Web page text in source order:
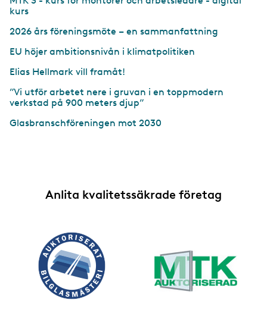
kurs
2026 års föreningsmöte – en sammanfattning
EU höjer ambitionsnivån i klimatpolitiken
Elias Hellmark vill framåt!
”Vi utför arbetet nere i gruvan i en toppmodern
verkstad på 900 meters djup”
Glasbranschföreningen mot 2030
Anlita kvalitetssäkrade företag